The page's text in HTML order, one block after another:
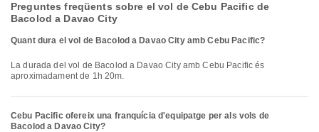
Preguntes freqüents sobre el vol de Cebu Pacific de
Bacolod a Davao City
Quant dura el vol de Bacolod a Davao City amb Cebu Pacific?
La durada del vol de Bacolod a Davao City amb Cebu Pacific és
aproximadament de 1h 20m.
Cebu Pacific ofereix una franquícia d'equipatge per als vols de
Bacolod a Davao City?